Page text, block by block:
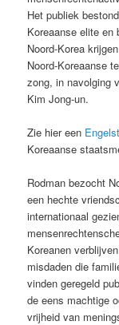
Het publiek
Koreaanse elite en
Noord-Korea
Noord-Koreaanse
zong, in navolging
Kim Jong-un.
Zie hier een
Koreaanse
Rodman bezocht
een hechte
internationaal
Koreanen
misdaden die
vinden geregeld
de eens machtige
vrijheid van